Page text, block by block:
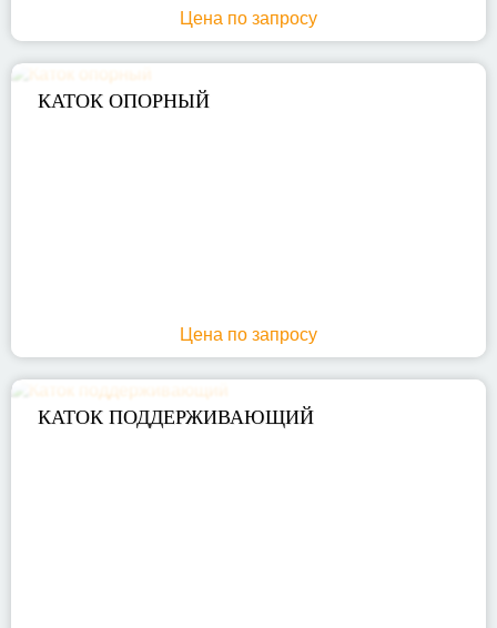
Цена по запросу
КАТОК ОПОРНЫЙ
Цена по запросу
КАТОК ПОДДЕРЖИВАЮЩИЙ